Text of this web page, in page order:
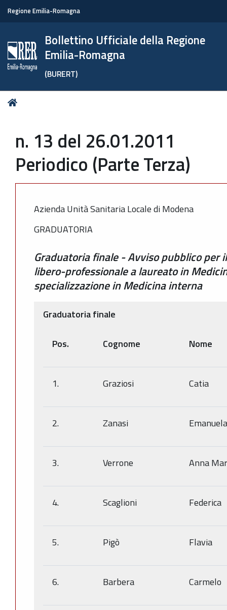
Regione Emilia-Romagna
Bollettino Ufficiale della Regione
Emilia-Romagna
(BURERT)
Tu
n. 13 del 26.01.2011
Periodico (Parte Terza)
Azienda Unità Sanitaria Locale di Modena
GRADUATORIA
Graduatoria finale - Avviso pubblico per
libero-professionale a laureato in
specializzazione in Medicina interna
Graduatoria finale
Pos. Cognome Nome
1. Graziosi Catia
2. Zanasi Emanuela
3. Verrone Anna
4. Scaglioni Federica
5. Pigò Flavia
6. Barbera Carmelo